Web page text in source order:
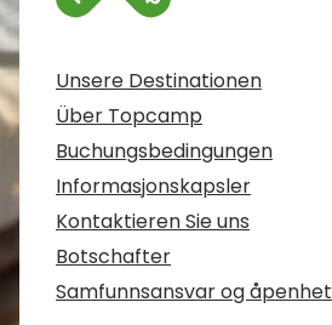
Unsere Destinationen
Über Topcamp
Buchungsbedingungen
Informasjonskapsler
Kontaktieren Sie uns
Botschafter
Samfunnsansvar og åpenhet